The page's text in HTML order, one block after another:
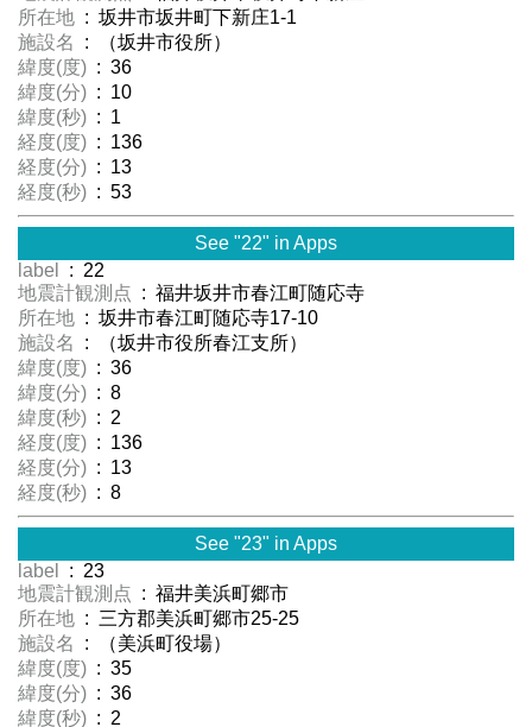
所在地 : 坂井市坂井町下新庄1-1
施設名
: （坂井市役所）
緯度(度) : 36
緯度(分) : 10
緯度(秒) : 1
経度(度) : 136
経度(分) : 13
経度(秒) : 53
See "22" in Apps
label
: 22
地震計観測点 : 福井坂井市春江町随応寺
所在地 : 坂井市春江町随応寺17-10
施設名
: （坂井市役所春江支所）
緯度(度) : 36
緯度(分) : 8
緯度(秒) : 2
経度(度) : 136
経度(分) : 13
経度(秒) : 8
See "23" in Apps
label
: 23
地震計観測点 : 福井美浜町郷市
所在地 : 三方郡美浜町郷市25-25
施設名
: （美浜町役場）
緯度(度) : 35
緯度(分) : 36
緯度(秒) : 2